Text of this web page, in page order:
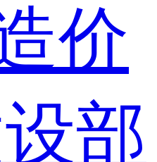
价
部